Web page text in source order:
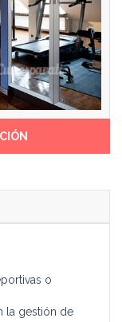
o
la gestión de